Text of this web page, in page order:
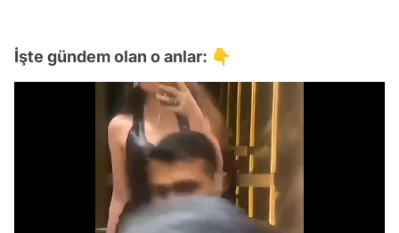
İşte gündem olan o anlar: 👇